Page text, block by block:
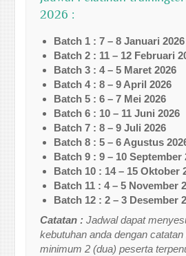
2026 :
Batch 1 : 7 – 8 Januari 2026
Batch 2 : 11 – 12 Februari
Batch 3 : 4 – 5 Maret 2026
Batch 4 : 8 – 9 April 2026
Batch 5 : 6 – 7 Mei 2026
Batch 6 : 10 – 11 Juni 2026
Batch 7 : 8 – 9 Juli 2026
Batch 8 : 5 – 6 Agustus
Batch 9 : 9 – 10 September
Batch 10 : 14 – 15 Oktober
Batch 11 : 4 – 5 November
Batch 12 : 2 – 3 Desember
Catatan :Jadwal dapat
kebutuhan anda dengan
minimum 2 (dua) peserta